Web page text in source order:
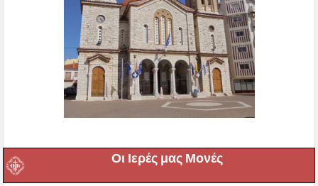
Οι Ιερές μας Μονές